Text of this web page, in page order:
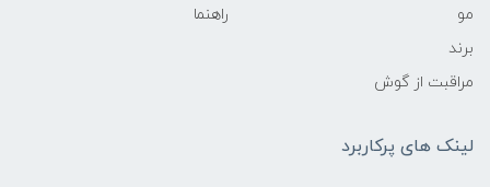
مو
برند
مراقبت از گوش
راهنما
لینک های پرکاربرد